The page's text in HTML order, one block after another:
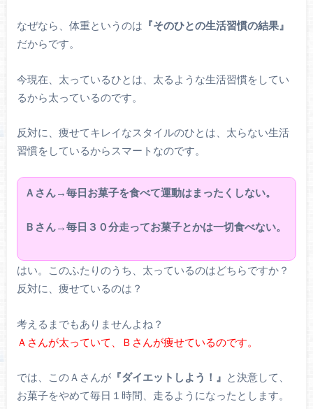
なぜなら、体重というのは 『そのひとの生活習慣の結果』
だからです。
今現在、太っているひとは、太るような生活習慣をしてい
るから太っているのです。
反対に、痩せてキレイなスタイルのひとは、太らない生活
習慣をしているからスマートなのです。
Ａさん→毎日お菓子を食べて運動はまったくしない。
Ｂさん→毎日３０分走ってお菓子とかは一切食べない。
はい。このふたりのうち、太っているのはどちらですか？
反対に、痩せているのは？
考えるまでもありませんよね？
Ａさんが太っていて、Ｂさんが痩せているのです。
では、このＡさんが『ダイエットしよう！』 と決意して、
お菓子をやめて毎日１時間、走るようになったとします。